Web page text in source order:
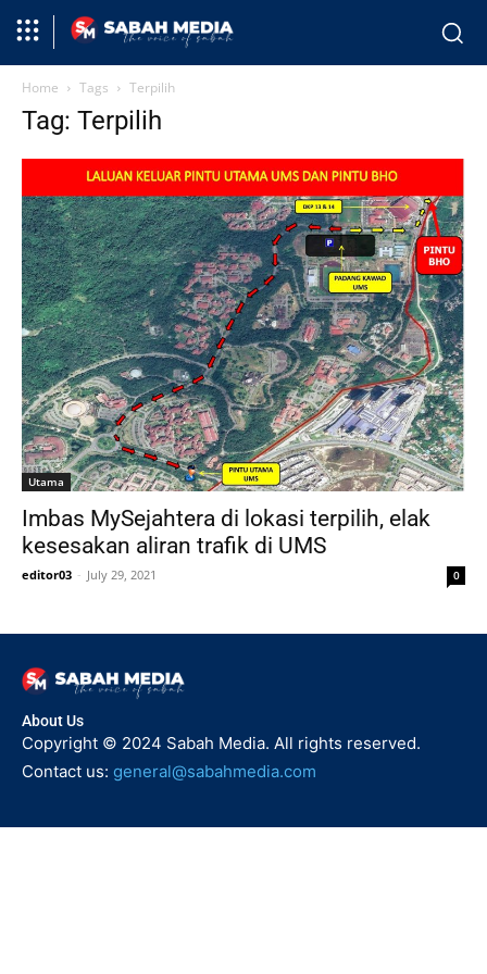
Home Tags Terpilih
Tag: Terpilih
Utama
Imbas MySejahtera di lokasi terpilih, elak
kesesakan aliran trafik di UMS
editor03 - July 29, 2021 0
About Us
Copyright © 2024 Sabah Media. All rights reserved.
Contact us: general@sabahmedia.com